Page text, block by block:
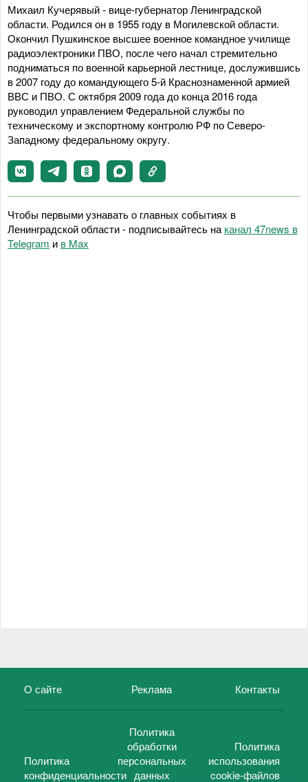
Михаил Кучерявый - вице-губернатор Ленинградской
области. Родился он в 1955 году в Могилевской области.
Окончил Пушкинское высшее военное командное училище
радиоэлектроники ПВО, после чего начал стремительно
подниматься по военной карьерной лестнице, дослужившись
в 2007 году до командующего 5-й Краснознаменной армией
ВВС и ПВО. С октября 2009 года до конца 2016 года
руководил управлением Федеральной службы по
техническому и экспортному контролю РФ по Северо-
Западному федеральному округу.
Чтобы первыми узнавать о главных событиях в
Ленинградской области - подписывайтесь на канал 47news в
Telegram и в Maх
О сайте Реклама Контакты
Политика
конфиденциальности
Политика
обработки
персональных
данных
Политика
использования
cookie-файлов